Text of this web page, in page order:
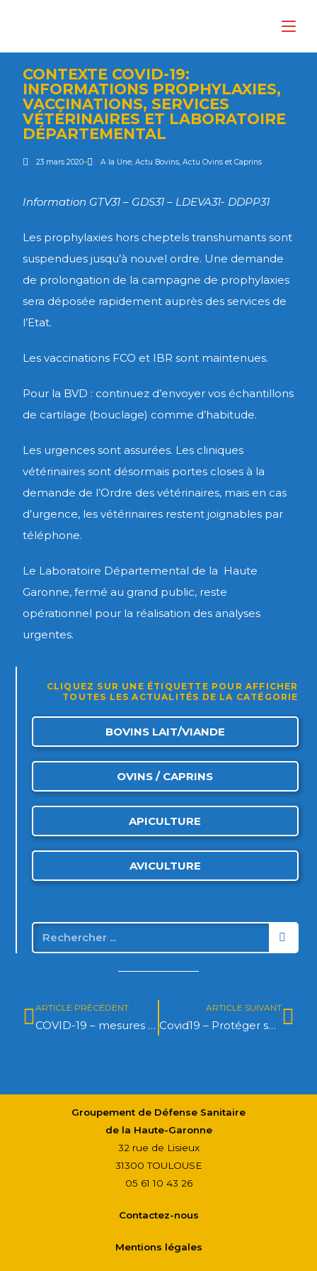
CONTEXTE COVID-19:
INFORMATIONS PROPHYLAXIES,
VACCINATIONS, SERVICES
VÉTÉRINAIRES ET LABORATOIRE
DÉPARTEMENTAL
23 mars 2020 A la Une,Actu Bovins,Actu Ovins et Caprins
Information GTV31 – GDS31 – LDEVA31- DDPP31
Les prophylaxies hors cheptels transhumants sont
suspendues jusqu’à nouvel ordre. Une demande
de prolongation de la campagne de prophylaxies
sera déposée rapidement auprès des services de
l’Etat.
Les vaccinations FCO et IBR sont maintenues.
Pour la BVD : continuez d’envoyer vos échantillons
de cartilage (bouclage) comme d’habitude.
Les urgences sont assurées. Les cliniques
vétérinaires sont désormais portes closes à la
demande de l’Ordre des vétérinaires, mais en cas
d’urgence, les vétérinaires restent joignables par
téléphone.
Le Laboratoire Départemental de la Haute
Garonne, fermé au grand public, reste
opérationnel pour la réalisation des analyses
urgentes.
CLIQUEZ SUR UNE ÉTIQUETTE POUR AFFICHER
TOUTES LES ACTUALITÉS DE LA CATÉGORIE
BOVINS LAIT/VIANDE
OVINS / CAPRINS
APICULTURE
AVICULTURE
ARTICLE PRÉCÉDENT
COVID-19 – mesures gouvernement
ARTICLE SUIVANT
Covid19 – Protéger sa santé et celle des intervenants en élevage Les gestes à respecter pour les interventions du vétérinaire
Groupement de Défense Sanitaire
de la Haute-Garonne
32 rue de Lisieux
31300 TOULOUSE
05 61 10 43 26
Contactez-nous
Mentions légales